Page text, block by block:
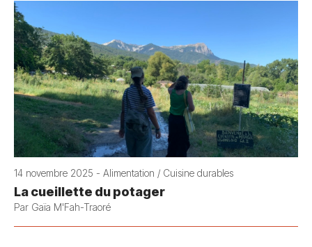
14 novembre 2025 - Alimentation / Cuisine durables
La cueillette du potager
Par Gaïa M'Fah-Traoré